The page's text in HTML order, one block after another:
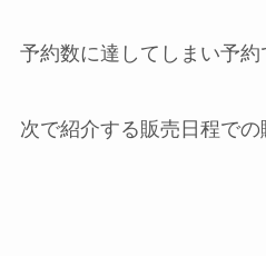
予約数に達してしまい予
次で紹介する販売日程で